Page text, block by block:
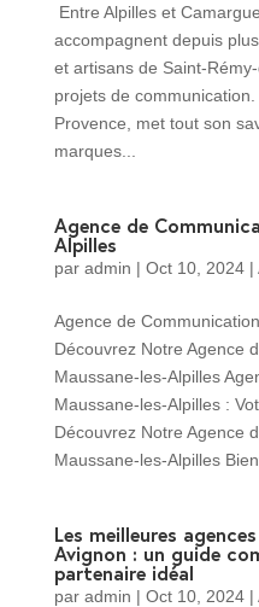
Entre Alpilles et
accompagnent depuis
et artisans de Saint-
projets de
Provence, met tout son
marques...
Agence de
Alpilles
par admin | Oct 10, 2024|
Agence de
Découvrez Notre Agence
Maussane-les-Alpilles
Maussane-les-Alpilles :
Découvrez Notre Agence
Maussane-les-Alpilles
Les meilleures
Avignon : un guide
partenaire idéal
par admin | Oct 10, 2024|